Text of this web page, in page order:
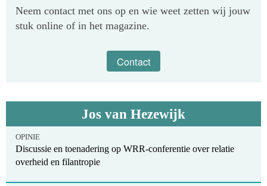
Neem contact met ons op en wie weet zetten wij jouw
stuk online of in het magazine.
Contact
Jos van Hezewijk
OPINIE
Discussie en toenadering op WRR-conferentie over relatie
overheid en filantropie